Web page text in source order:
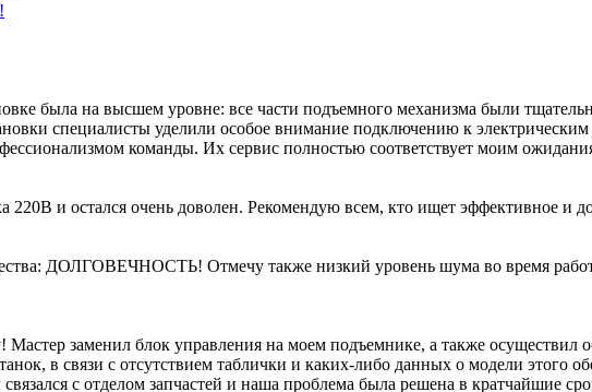
была на высшем уровне: все части подъемного механизма были
специалисты уделили особое внимание подключению к
команды. Их сервис полностью соответствует моим
и остался очень доволен. Рекомендую всем, кто ищет эффективное и
ДОЛГОВЕЧНОСТЬ! Отмечу также низкий уровень шума во время
Мастер заменил блок управления на моем подъемнике, а также
в связи с отсутствием таблички и каких-либо данных о модели этого
с отделом запчастей и наша проблема была решена в кратчайшие